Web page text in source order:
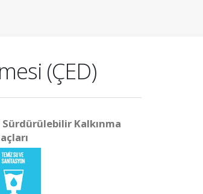
(ÇED)
Sürdürülebilir Kalkınma